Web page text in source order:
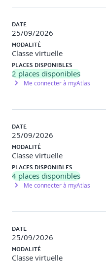
Programme de la
1 - L’origine du sexisme
catégorisation
Exploration des
genre, et la valorisation du
Les critères de
Travaux pratiques
Mise en commun autour
2 - Le cadre légal et les
Appréhender les
matérialisent, connaître
L’égalité de traitement
définitions et critères
DATE
25/09/2026
MODALITÉ
Classe virtuelle
PLACES DISPONIBLES
2 places disponibles
Me connecter à myAtlas
DATE
25/09/2026
MODALITÉ
Classe virtuelle
PLACES DISPONIBLES
4 places disponibles
Me connecter à myAtlas
DATE
25/09/2026
MODALITÉ
Classe virtuelle